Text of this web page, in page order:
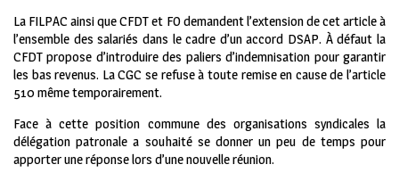
La FILPAC ainsi que CFDT et FO demandent l’extension de cet article à
l’ensemble des salariés dans le cadre d’un accord DSAP. À défaut la
CFDT propose d’introduire des paliers d’indemnisation pour garantir
les bas revenus. La CGC se refuse à toute remise en cause de l’article
510 même temporairement.
Face à cette position commune des organisations syndicales la
délégation patronale a souhaité se donner un peu de temps pour
apporter une réponse lors d’une nouvelle réunion.